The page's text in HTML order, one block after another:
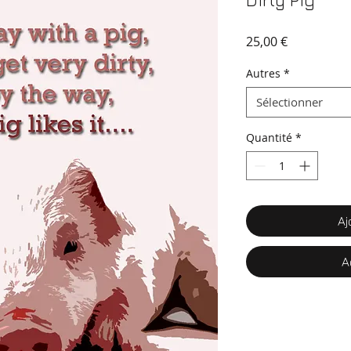
25,00 €Prix
Autres *
Sélectionner
Quantité *